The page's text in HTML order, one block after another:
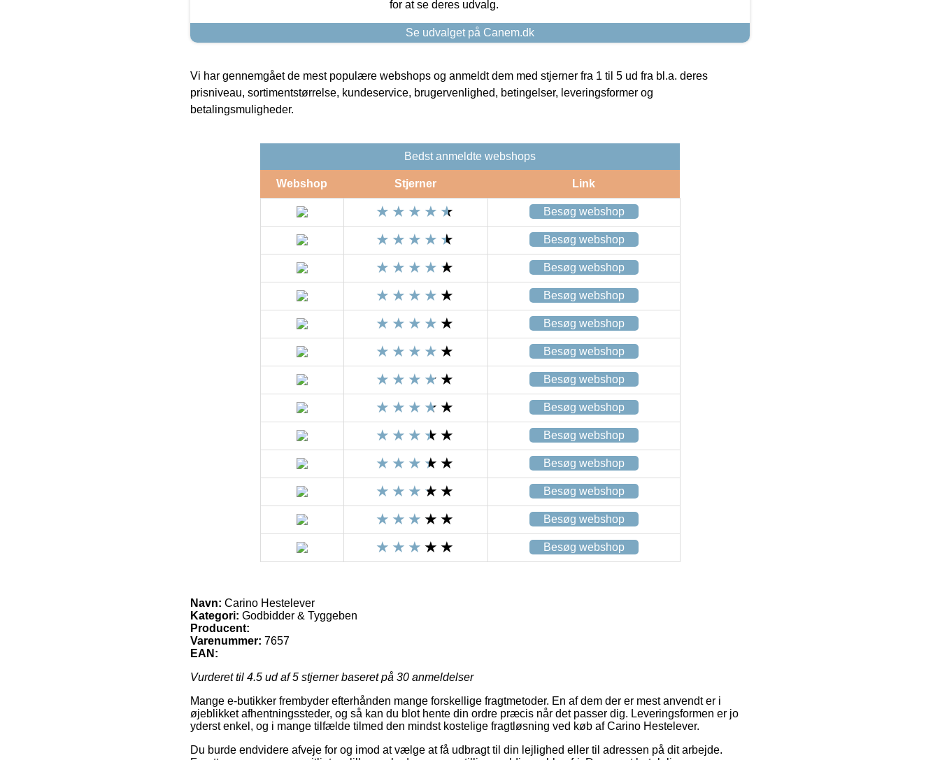
for at se deres udvalg.
Se udvalget på Canem.dk
Vi har gennemgået de mest populære webshops og anmeldt dem med stjerner fra 1 til 5 ud fra bl.a. deres
prisniveau, sortimentstørrelse, kundeservice, brugervenlighed, betingelser, leveringsformer og
betalingsmuligheder.
Bedst anmeldte webshops
Webshop Stjerner Link
Besøg webshop
Besøg webshop
Besøg webshop
Besøg webshop
Besøg webshop
Besøg webshop
Besøg webshop
Besøg webshop
Besøg webshop
Besøg webshop
Besøg webshop
Besøg webshop
Besøg webshop
Navn: Carino Hestelever
Kategori: Godbidder & Tyggeben
Producent:
Varenummer: 7657
EAN:
Vurderet til 4.5 ud af 5 stjerner baseret på 30 anmeldelser
Mange e-butikker frembyder efterhånden mange forskellige fragtmetoder. En af dem der er mest anvendt er i
øjeblikket afhentningssteder, og så kan du blot hente din ordre præcis når det passer dig. Leveringsformen er jo
yderst enkel, og i mange tilfælde tilmed den mindst kostelige fragtløsning ved køb af Carino Hestelever.
Du burde endvidere afveje for og imod at vælge at få udbragt til din lejlighed eller til adressen på dit arbejde.